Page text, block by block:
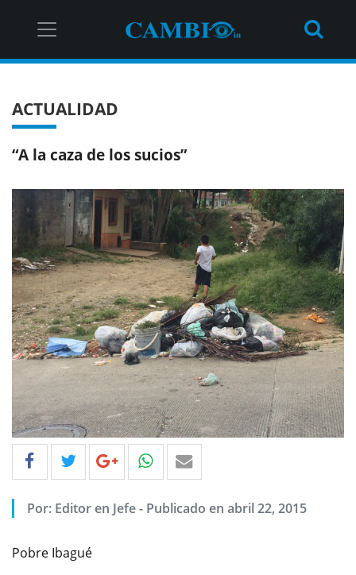
ACTUALIDAD
“A la caza de los sucios”
Por: Editor en Jefe - Publicado en abril 22, 2015
Pobre Ibagué